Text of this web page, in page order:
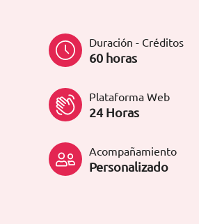
Duración - Créditos
60 horas
Plataforma Web
24 Horas
Acompañamiento
Personalizado